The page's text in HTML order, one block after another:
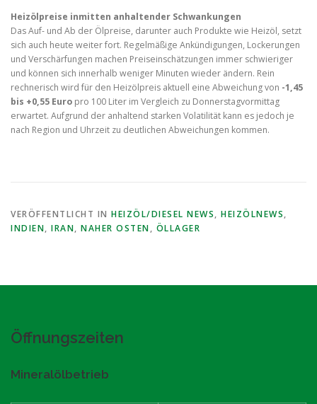
Heizölpreise inmitten anhaltender Schwankungen
Das Auf- und Ab der Ölpreise, darunter auch Produkte wie Heizöl, setzt
sich auch heute weiter fort. Regelmäßige Ankündigungen, Lockerungen
und Verschärfungen machen Preiseinschätzungen immer schwieriger
und können sich innerhalb weniger Minuten wieder ändern. Rein
rechnerisch wird für den Heizölpreis aktuell eine Abweichung von -1,45
bis +0,55 Euro pro 100 Liter im Vergleich zu Donnerstagvormittag
erwartet. Aufgrund der anhaltend starken Volatilität kann es jedoch je
nach Region und Uhrzeit zu deutlichen Abweichungen kommen.
VERÖFFENTLICHT IN HEIZÖL/DIESEL NEWS, HEIZÖLNEWS,
INDIEN, IRAN, NAHER OSTEN, ÖLLAGER
Öffnungszeiten
Mineralölbetrieb